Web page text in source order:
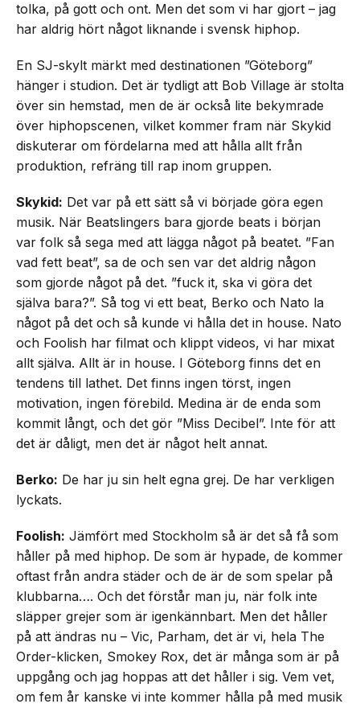
tolka, på gott och ont. Men det som vi har gjort – jag
har aldrig hört något liknande i svensk hiphop.
En SJ-skylt märkt med destinationen ”Göteborg”
hänger i studion. Det är tydligt att Bob Village är stolta
över sin hemstad, men de är också lite bekymrade
över hiphopscenen, vilket kommer fram när Skykid
diskuterar om fördelarna med att hålla allt från
produktion, refräng till rap inom gruppen.
Skykid: Det var på ett sätt så vi började göra egen
musik. När Beatslingers bara gjorde beats i början
var folk så sega med att lägga något på beatet. ”Fan
vad fett beat”, sa de och sen var det aldrig någon
som gjorde något på det. ”fuck it, ska vi göra det
själva bara?”. Så tog vi ett beat, Berko och Nato la
något på det och så kunde vi hålla det in house. Nato
och Foolish har filmat och klippt videos, vi har mixat
allt själva. Allt är in house. I Göteborg finns det en
tendens till lathet. Det finns ingen törst, ingen
motivation, ingen förebild. Medina är de enda som
kommit långt, och det gör ”Miss Decibel”. Inte för att
det är dåligt, men det är något helt annat.
Berko: De har ju sin helt egna grej. De har verkligen
lyckats.
Foolish: Jämfört med Stockholm så är det så få som
håller på med hiphop. De som är hypade, de kommer
oftast från andra städer och de är de som spelar på
klubbarna…. Och det förstår man ju, när folk inte
släpper grejer som är igenkännbart. Men det håller
på att ändras nu – Vic, Parham, det är vi, hela The
Order-klicken, Smokey Rox, det är många som är på
uppgång och jag hoppas att det håller i sig. Vem vet,
om fem år kanske vi inte kommer hålla på med musik